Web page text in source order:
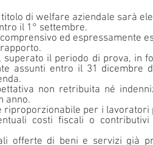
di welfare aziendale sarà
il 1° settembre.
ed espressamente
il periodo di prova, in
assunti entro il 31 dicembre
non retribuita né
anno.
riproporzionabile per i lavoratori
costi fiscali o
offerte di beni e servizi già